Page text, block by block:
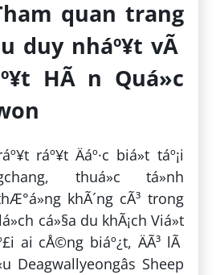
quan trang
duy nháº¥t vÃ
HÃ n Quá»c
ráº¥t Äáº·c biá»t táº¡i
thuá»c tá»nh
khÃ´ng cÃ³ trong
cá»§a du khÃ¡ch Viá»t
ai cÅ©ng biáº¿t, ÄÃ³ lÃ
Deagwallyeongâs Sheep